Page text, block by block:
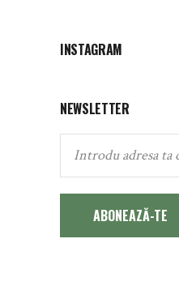
INSTAGRAM
NEWSLETTER
ABONEAZĂ-TE